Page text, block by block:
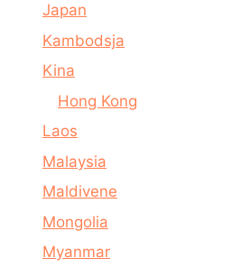
Japan
Kambodsja
Kina
Hong Kong
Laos
Malaysia
Maldivene
Mongolia
Myanmar